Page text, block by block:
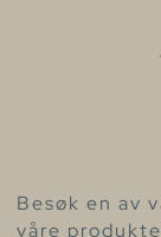
Besøk en av
våre